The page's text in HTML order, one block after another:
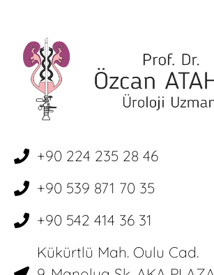
+90 224 235 28 46
+90 539 871 70 35
+90 542 414 36 31
Kükürtlü Mah. Oulu Cad.